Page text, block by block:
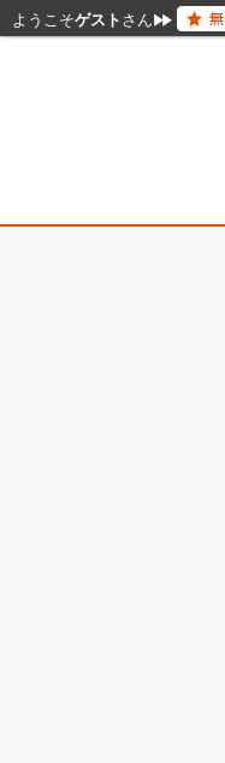
ようこそゲスト さん